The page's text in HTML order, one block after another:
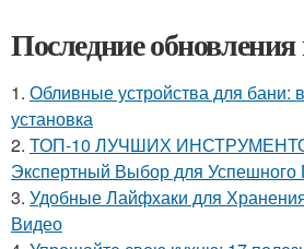
Последние обновления
1. Обливные устройства для бани:
установка
2. ТОП-10 ЛУЧШИХ
Экспертный Выбор для Успешного
3. Удобные Лайфхаки для
Видео